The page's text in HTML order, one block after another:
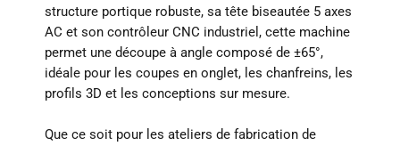
structure portique robuste, sa tête biseautée 5 axes
AC et son contrôleur CNC industriel, cette machine
permet une découpe à angle composé de ±65°,
idéale pour les coupes en onglet, les chanfreins, les
profils 3D et les conceptions sur mesure.
Que ce soit pour les ateliers de fabrication de